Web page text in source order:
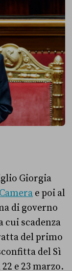
Giorgia
Camera e poi al
di governo
cui scadenza
del primo
del Sì
e 23 marzo.